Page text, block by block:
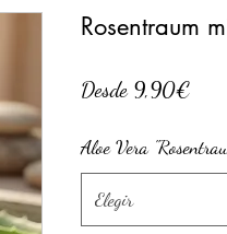
Rosentraum
Desde 9,90€
Aloe Vera
Elegir